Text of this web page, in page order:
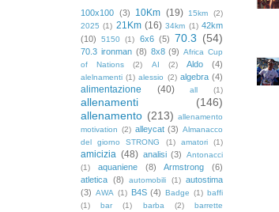
100x100 (3) 10Km (19) 15km
(2)
2025 (1) 21Km (16) 34km (1) 42km
(10)
5150 (1) 6x6 (5) 70.3 (54)
70.3 ironman (8) 8x8 (9) Africa Cup
of Nations
(2) AI (2) Aldo (4)
alelnamenti (1) alessio (2) algebra (4)
alimentazione (40) all (1)
allenamenti
(146)
allenamento (213) allenamento
motivation (2) alleycat (3) Almanacco
del giorno STRONG
(1) amatori (1)
amicizia (48) analisi (3)
Antonacci
(1)
aquaniene (8) Armstrong
(6)
atletica (8) automobili (1) autostima
(3) AWA (1) B4S (4) Badge (1) baffi
(1)
bar (1) barba (2)
barrette